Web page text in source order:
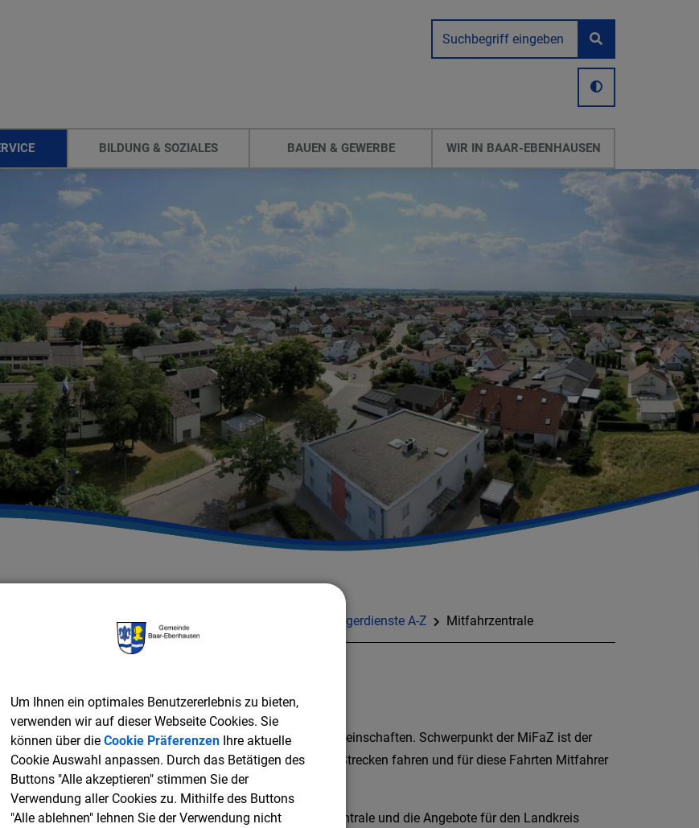
BILDUNG & SOZIALES BAUEN & GEWERBE WIR IN BAAR-EBENHAUSEN
Gemeinde Baar-Ebenhausen Bürgerdienste A-Z Mitfahrzentrale
Die Mitfahrzentrale ist eine Online-Vermittlung von Fahrgemeinschaften. Schwerpunkt der MiFaZ ist der
Pendlerverkehr, d.h. alle Menschen, die regelmäßig kürzere Strecken fahren und für diese Fahrten Mitfahrer
suchen oder selbst mitgenommen werden möchten.
Mehr über die Mitfahrzentrale und die Angebote für den Landkreis
Um Ihnen ein optimales Benutzererlebnis zu bieten,
verwenden wir auf dieser Webseite Cookies. Sie
können über die Cookie PräferenzenIhre aktuelle
Cookie Auswahl anpassen. Durch das Betätigen des
Buttons "Alle akzeptieren" stimmen Sie der
Verwendung aller Cookies zu. Mithilfe des Buttons
"Alle ablehnen" lehnen Sie der Verwendung nicht